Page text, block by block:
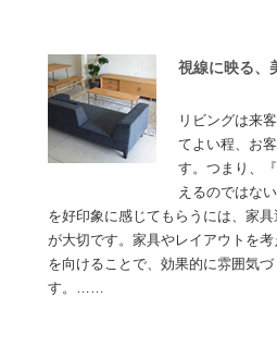
視線に映る、
リビングは来
てよい程、お
す。つまり、
えるのではな
を好印象に感じてもらうには、家
が大切です。家具やレイアウトを
を向けることで、効果的に雰囲気
す。……